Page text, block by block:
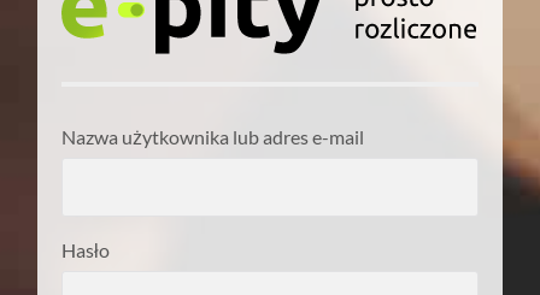
Nazwa użytkownika lub adres e-mail
Hasło